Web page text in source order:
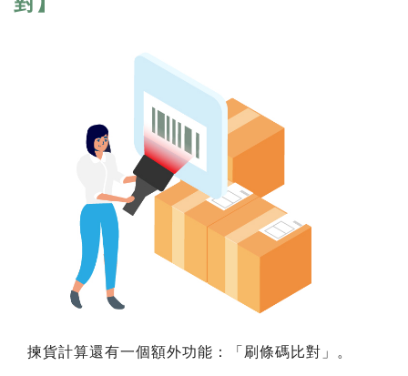
揀貨計算還有一個額外功能：「刷條碼比對」。